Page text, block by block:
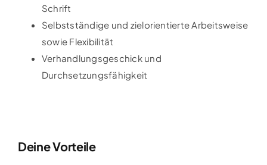
Schrift
Selbstständige und zielorientierte Arbeitsweise
sowie Flexibilität
Verhandlungsgeschick und
Durchsetzungsfähigkeit
Deine Vorteile